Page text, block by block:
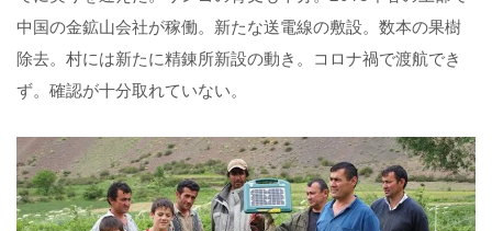
中国の金鉱山会社が稼働。新たな送電線の敷設。数本の果樹
除去。村には新たに精錬所新設の動き。コロナ禍で渡航でき
ず。確認が十分取れていない。